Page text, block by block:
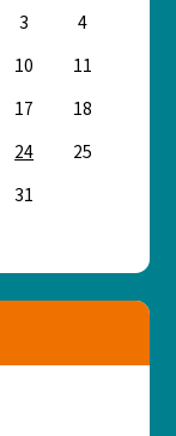
3
4
10
11
17
18
24
25
31